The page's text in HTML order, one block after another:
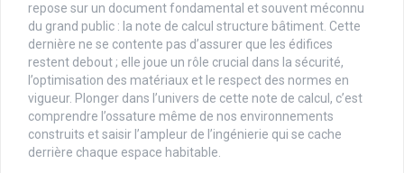
repose sur un document fondamental et souvent méconnu
du grand public : la note de calcul structure bâtiment. Cette
dernière ne se contente pas d’assurer que les édifices
restent debout ; elle joue un rôle crucial dans la sécurité,
l’optimisation des matériaux et le respect des normes en
vigueur. Plonger dans l’univers de cette note de calcul, c’est
comprendre l’ossature même de nos environnements
construits et saisir l’ampleur de l’ingénierie qui se cache
derrière chaque espace habitable.